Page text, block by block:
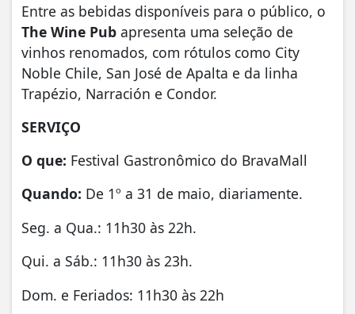
Entre as bebidas disponíveis para o público, o
The Wine Pub apresenta uma seleção de
vinhos renomados, com rótulos como City
Noble Chile, San José de Apalta e da linha
Trapézio, Narración e Condor.
SERVIÇO
O que: Festival Gastronômico do BravaMall
Quando: De 1º a 31 de maio, diariamente.
Seg. a Qua.: 11h30 às 22h.
Qui. a Sáb.: 11h30 às 23h.
Dom. e Feriados: 11h30 às 22h